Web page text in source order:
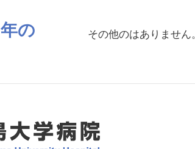
年の その他のはありません。